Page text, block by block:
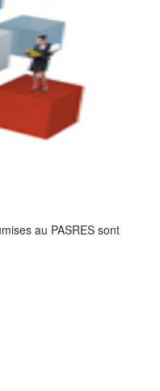
au PASRES sont